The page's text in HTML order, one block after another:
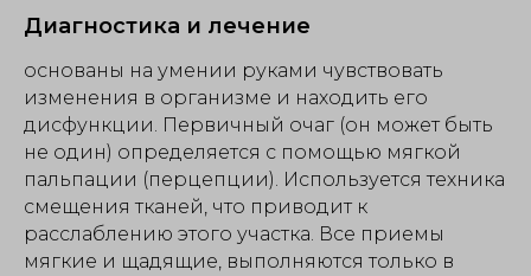
Диагностика и лечение
основаны на умении руками чувствовать
изменения в организме и находить его
дисфункции. Первичный очаг (он может быть
не один) определяется с помощью мягкой
пальпации (перцепции). Используется техника
смещения тканей, что приводит к
расслаблению этого участка. Все приемы
мягкие и щадящие, выполняются только в